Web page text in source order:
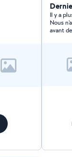
à
Il y a
Nous
avant